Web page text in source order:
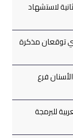
لاستشهاد
توقعان مذكرة
فرع
للبرمجة